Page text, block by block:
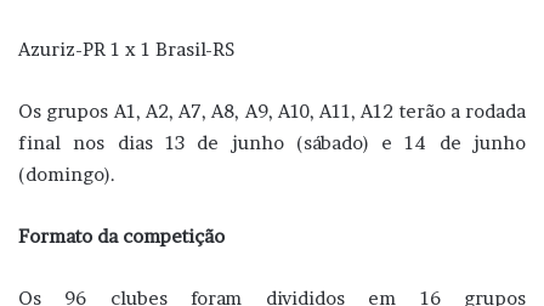
Azuriz-PR 1 x 1 Brasil-RS
Os grupos A1, A2, A7, A8, A9, A10, A11, A12 terão a rodada
final nos dias 13 de junho (sábado) e 14 de junho
(domingo).
Formato da competição
Os 96 clubes foram divididos em 16 grupos